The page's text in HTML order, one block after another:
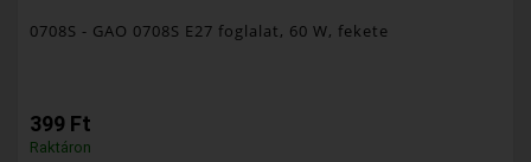
0708S - GAO 0708S E27 foglalat, 60 W, fekete
399 Ft
Raktáron